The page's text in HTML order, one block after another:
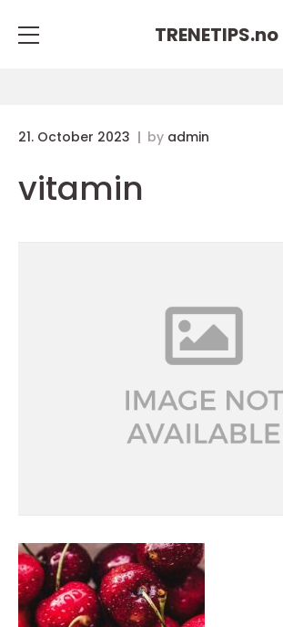
TRENETIPS.no
21. October 2023 by admin
vitamin